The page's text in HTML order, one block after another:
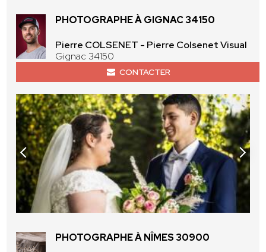
PHOTOGRAPHE À GIGNAC 34150
Pierre COLSENET - Pierre Colsenet Visual
Gignac 34150
CONTACTER
PHOTOGRAPHE À NÎMES 30900